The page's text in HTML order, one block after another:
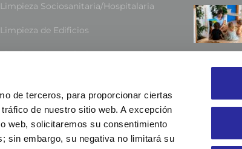
de terceros, para proporcionar ciertas
de nuestro sitio web. A excepción
web, solicitaremos su consentimiento
sin embargo, su negativa no limitará su
Limpieza Sociosanitaria/Hospitalaria
Limpieza de Edificios
Limpieza de Instalaciones Deportivas
Limpieza de Centros Educativos